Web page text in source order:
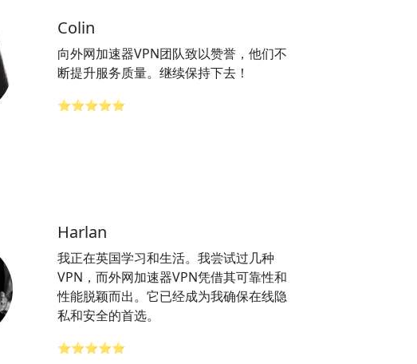
Colin
向外网加速器VPN团队致以赞誉，他们不
断提升服务质量。继续保持下去！
⭐⭐⭐⭐⭐
Harlan
我正在英国学习和生活。我尝试过几种
VPN，而外网加速器VPN凭借其可靠性和
性能脱颖而出。它已经成为我确保在线隐
私和安全的首选。
⭐⭐⭐⭐⭐